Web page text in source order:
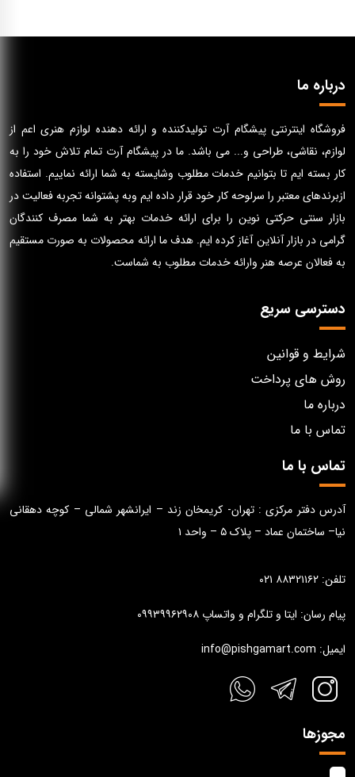
درباره ما
فروشگاه اینترنتی پیشگام آرت تولیدکننده و ارائه دهنده لوازم هنری اعم از
لوازم، نقاشی، طراحی و... می باشد. ما در پیشگام آرت تمام تلاش خود را به
کار بسته ایم تا بتوانیم خدمات مطلوب وشایسته به شما ارائه نماییم. استفاده
ازبرندهای معتبر را سرلوحه کار خود قرار داده ایم وبه پشتوانه تجربه فعالیت در
بازار سنتی حرکتی نوین را برای ارائه خدمات بهتر به شما مصرف کنندگان
گرامی در بازار آنلاین آغاز کرده ایم. هدف ما ارائه محصولات به صورت مستقیم
به فعالان عرصه هنر وارائه خدمات مطلوب به شماست.
دسترسی سریع
شرایط و قوانین
روش های پرداخت
درباره ما
تماس با ما
تماس با ما
آدرس دفتر مرکزی : تهران- کریمخان زند – ایرانشهر شمالی – کوچه دهقانی
نیا– ساختمان عماد – پلاک ۵ – واحد ۱
تلفن: ۸۸۳۲۱۱۶۲ ۰۲۱
پیام رسان: ایتا و تلگرام و واتساپ ۰۹۹۳۹۹۶۲۹۰۸
ایمیل: info@pishgamart.com
مجوزها